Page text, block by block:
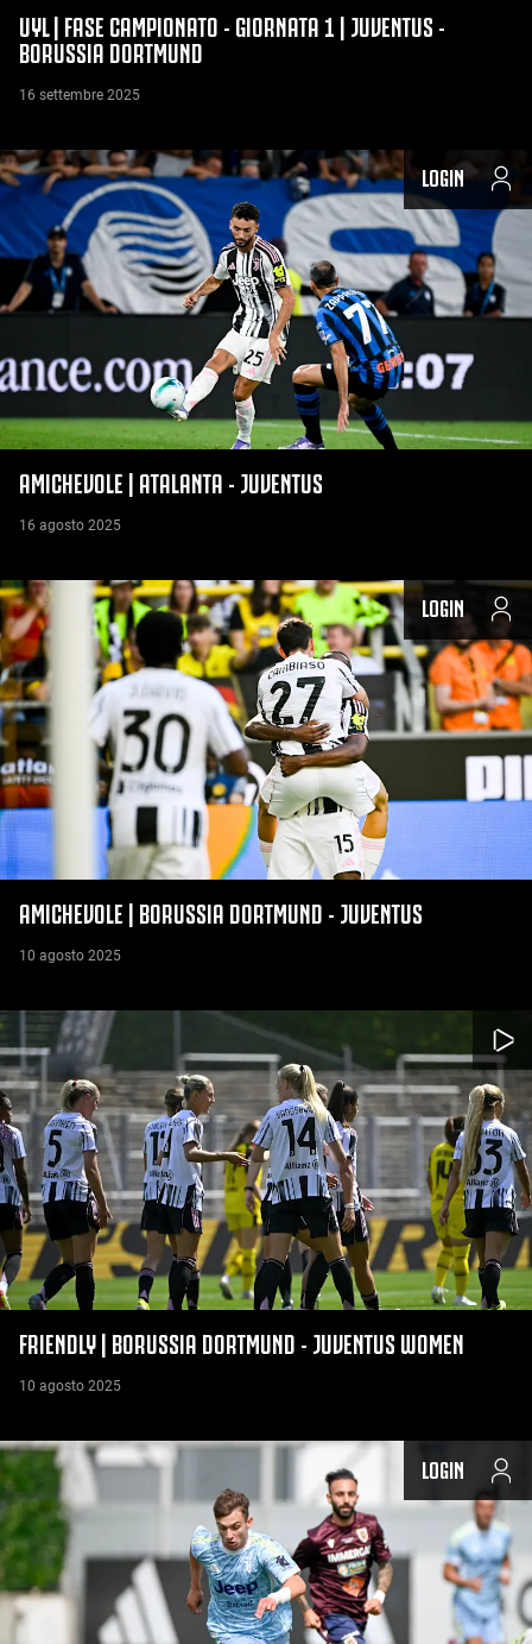
UYL | FASE CAMPIONATO - GIORNATA 1 | JUVENTUS -
BORUSSIA DORTMUND
16 settembre 2025
LOGIN
AMICHEVOLE | ATALANTA - JUVENTUS
16 agosto 2025
LOGIN
AMICHEVOLE | BORUSSIA DORTMUND - JUVENTUS
10 agosto 2025
FRIENDLY | BORUSSIA DORTMUND - JUVENTUS WOMEN
10 agosto 2025
LOGIN